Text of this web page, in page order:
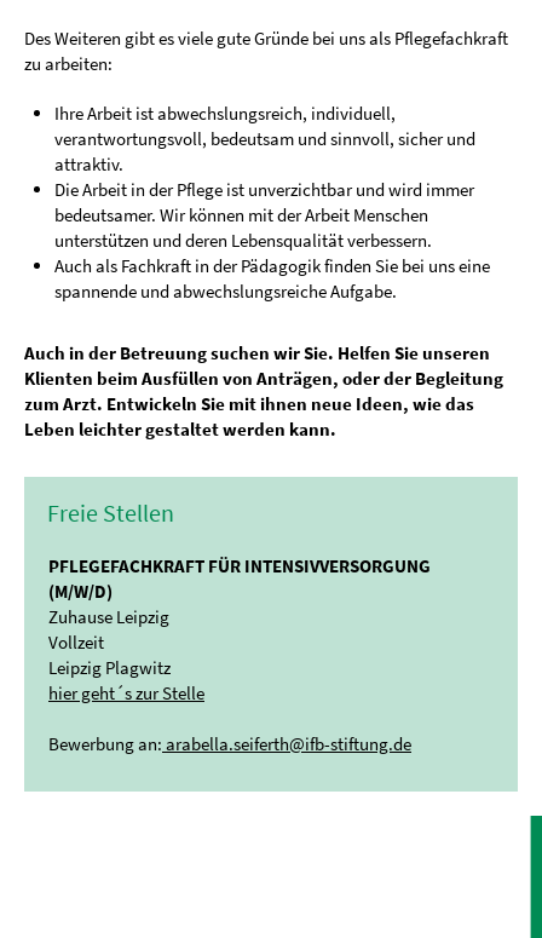
Des Weiteren gibt es viele gute Gründe bei uns als Pflegefachkraft
zu arbeiten:
Ihre Arbeit ist abwechslungsreich, individuell,
verantwortungsvoll, bedeutsam und sinnvoll, sicher und
attraktiv.
Die Arbeit in der Pflege ist unverzichtbar und wird immer
bedeutsamer. Wir können mit der Arbeit Menschen
unterstützen und deren Lebensqualität verbessern.
Auch als Fachkraft in der Pädagogik finden Sie bei uns eine
spannende und abwechslungsreiche Aufgabe.
Auch in der Betreuung suchen wir Sie. Helfen Sie unseren
Klienten beim Ausfüllen von Anträgen, oder der Begleitung
zum Arzt. Entwickeln Sie mit ihnen neue Ideen, wie das
Leben leichter gestaltet werden kann.
Freie Stellen
PFLEGEFACHKRAFT FÜR INTENSIVVERSORGUNG
(M/W/D)
Zuhause Leipzig
Vollzeit
Leipzig Plagwitz
hier geht´s zur Stelle
Bewerbung an: arabella.seiferth@ifb-stiftung.de